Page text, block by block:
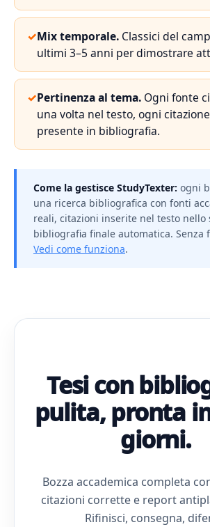
✓Mix temporale. Classici del
ultimi 3–5 anni per dimostrare
✓Pertinenza al tema. Ogni fonte
una volta nel testo, ogni
presente in bibliografia.
Come la gestisce StudyTexter: ogni
una ricerca bibliografica con fonti
reali, citazioni inserite nel testo nello
bibliografia finale automatica. Senza
Vedi come funziona.
Tesi con
pulita, pronta
giorni.
Bozza accademica completa
citazioni corrette e report
Rifinisci, consegna,